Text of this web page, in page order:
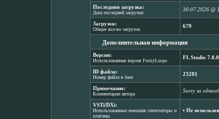
Последняя загрузка:
Дата последней загрузки
30.07.2026 @
Загрузок:
Общее кол-во загрузок
679
Дополнительная информация
Версия:
Использованная версия FruityLoops
FL Studio 7.0.0
ID файла:
Номер файла в базе
23281
Примечание:
Комментарии автора
Sorry за
VSTi/DXi:
Использованные внешние синтезаторы и
плагины
▪ Не